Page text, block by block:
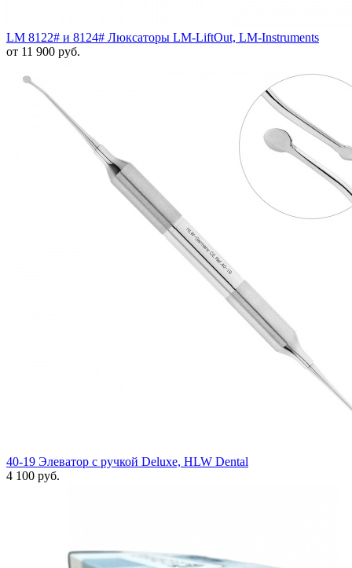
LM 8122# и 8124# Люксаторы LM-LiftOut, LM-Instruments
от 11 900 руб.
40-19 Элеватор с ручкой Deluxe, HLW Dental
4 100 руб.